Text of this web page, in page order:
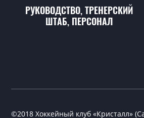
РУКОВОДСТВО, ТРЕНЕРСКИЙ
ШТАБ, ПЕРСОНАЛ
©2018 Хоккейный клуб «Кристалл»